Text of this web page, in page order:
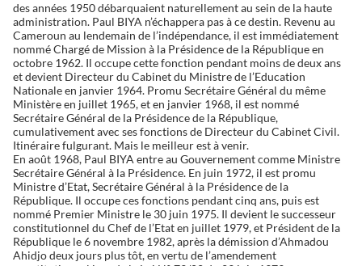
des années 1950 débarquaient naturellement au sein de la haute
administration. Paul BIYA n’échappera pas à ce destin. Revenu au
Cameroun au lendemain de l’indépendance, il est immédiatement
nommé Chargé de Mission à la Présidence de la République en
octobre 1962. Il occupe cette fonction pendant moins de deux ans
et devient Directeur du Cabinet du Ministre de l’Education
Nationale en janvier 1964. Promu Secrétaire Général du même
Ministère en juillet 1965, et en janvier 1968, il est nommé
Secrétaire Général de la Présidence de la République,
cumulativement avec ses fonctions de Directeur du Cabinet Civil.
Itinéraire fulgurant. Mais le meilleur est à venir.
En août 1968, Paul BIYA entre au Gouvernement comme Ministre
Secrétaire Général à la Présidence. En juin 1972, il est promu
Ministre d’Etat, Secrétaire Général à la Présidence de la
République. Il occupe ces fonctions pendant cinq ans, puis est
nommé Premier Ministre le 30 juin 1975. Il devient le successeur
constitutionnel du Chef de l’Etat en juillet 1979, et Président de la
République le 6 novembre 1982, après la démission d’Ahmadou
Ahidjo deux jours plus tôt, en vertu de l’amendement